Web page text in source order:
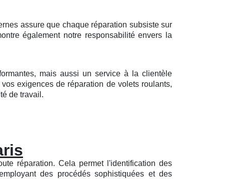
assure que chaque réparation subsiste sur
également notre responsabilité envers la
mais aussi un service à la clientèle
exigences de réparation de volets roulants,
de travail.
réparation. Cela permet l'identification des
des procédés sophistiquées et des